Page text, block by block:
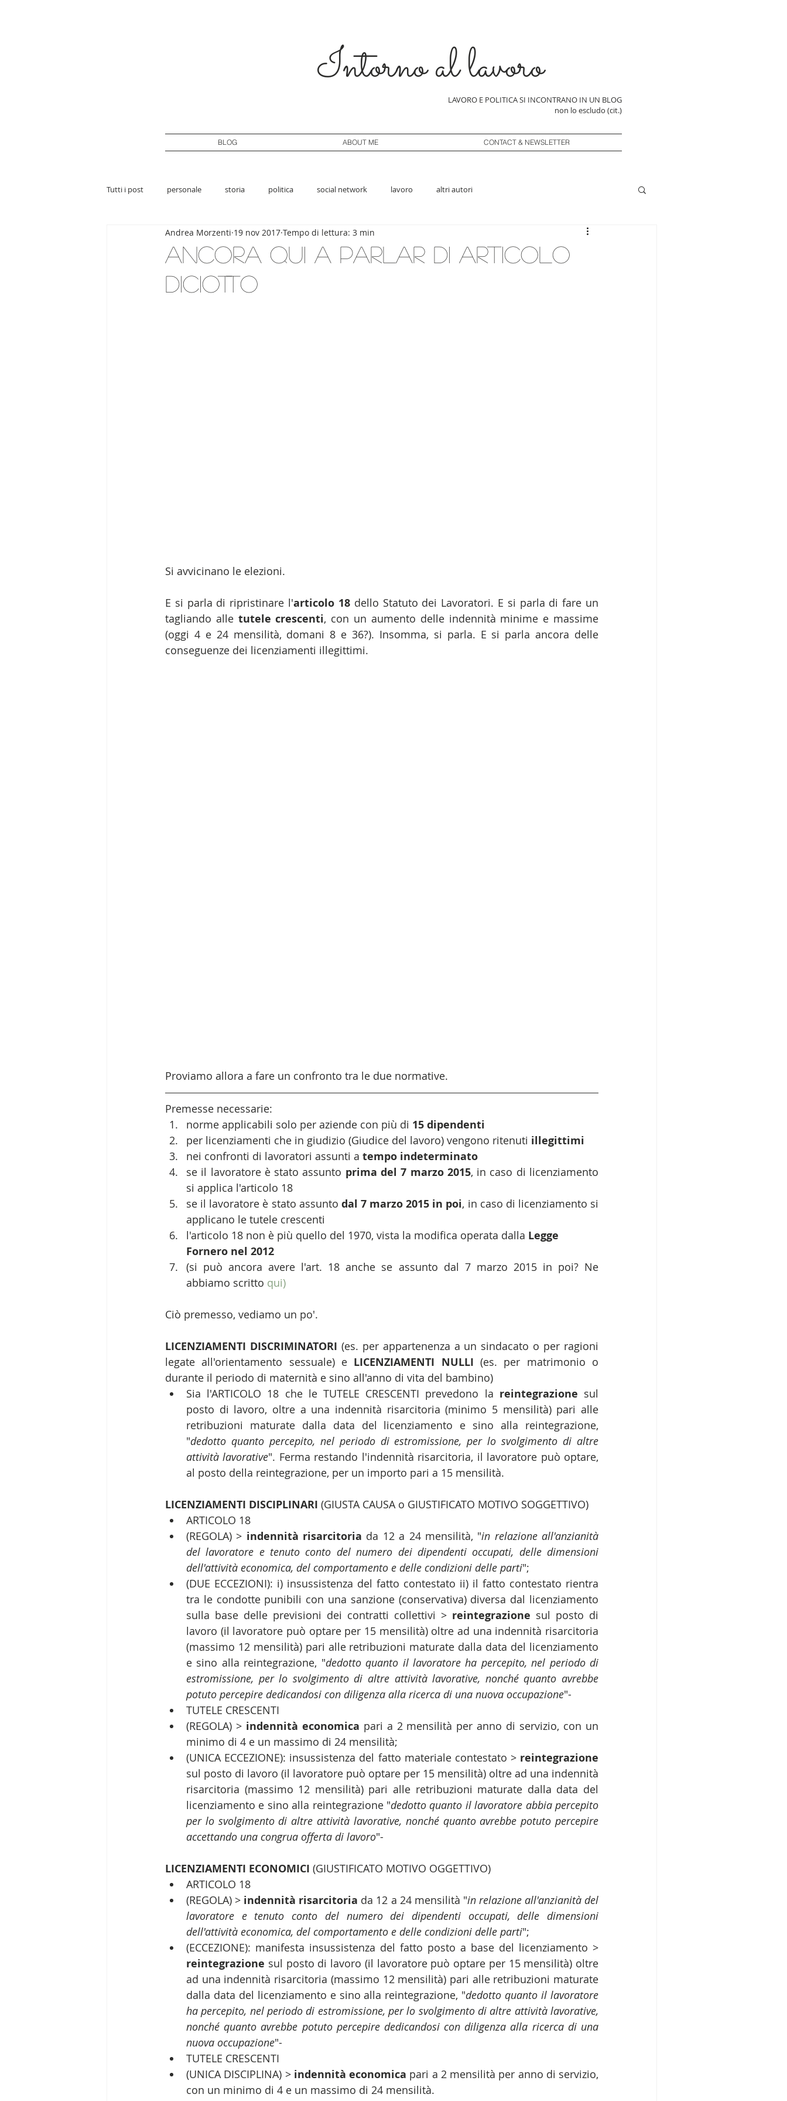
Intorno al lavoro
LAVORO E POLITICA SI INCONTRANO IN UN BLOG
non lo escludo (cit.)
BLOG ABOUT ME CONTACT & NEWSLETTER
Tutti i post personale storia politica social network lavoro altri autori
Ancora qui a parlar di articolo
diciotto
Andrea Morzenti 19 nov 2017 Tempo di lettura: 3 min
Si avvicinano le elezioni.
E si parla di ripristinare l'articolo 18 dello Statuto dei Lavoratori. E si parla di fare un
tagliando alle tutele crescenti, con un aumento delle indennità minime e massime
(oggi 4 e 24 mensilità, domani 8 e 36?). Insomma, si parla. E si parla ancora delle
conseguenze dei licenziamenti illegittimi.
Proviamo allora a fare un confronto tra le due normative.
Premesse necessarie:
norme applicabili solo per aziende con più di 15 dipendenti
per licenziamenti che in giudizio (Giudice del lavoro) vengono ritenuti illegittimi
nei confronti di lavoratori assunti a tempo indeterminato
se il lavoratore è stato assunto prima del 7 marzo 2015, in caso di licenziamento
si applica l'articolo 18
se il lavoratore è stato assunto dal 7 marzo 2015 in poi, in caso di licenziamento si
applicano le tutele crescenti
l'articolo 18 non è più quello del 1970, vista la modifica operata dalla Legge
Fornero nel 2012
(si può ancora avere l'art. 18 anche se assunto dal 7 marzo 2015 in poi? Ne
abbiamo scritto qui)
Ciò premesso, vediamo un po'.
LICENZIAMENTI DISCRIMINATORI (es. per appartenenza a un sindacato o per ragioni
legate all'orientamento sessuale) e LICENZIAMENTI NULLI (es. per matrimonio o
durante il periodo di maternità e sino all'anno di vita del bambino)
Sia l'ARTICOLO 18 che le TUTELE CRESCENTI prevedono la reintegrazione sul
posto di lavoro, oltre a una indennità risarcitoria (minimo 5 mensilità) pari alle
retribuzioni maturate dalla data del licenziamento e sino alla reintegrazione,
"dedotto quanto percepito, nel periodo di estromissione, per lo svolgimento di altre
attività lavorative". Ferma restando l'indennità risarcitoria, il lavoratore può optare,
al posto della reintegrazione, per un importo pari a 15 mensilità.
LICENZIAMENTI DISCIPLINARI (GIUSTA CAUSA o GIUSTIFICATO MOTIVO SOGGETTIVO)
ARTICOLO 18
(REGOLA) > indennità risarcitoria da 12 a 24 mensilità, "in relazione all'anzianità
del lavoratore e tenuto conto del numero dei dipendenti occupati, delle dimensioni
dell'attività economica, del comportamento e delle condizioni delle parti";
(DUE ECCEZIONI): i) insussistenza del fatto contestato ii) il fatto contestato rientra
tra le condotte punibili con una sanzione (conservativa) diversa dal licenziamento
sulla base delle previsioni dei contratti collettivi > reintegrazione sul posto di
lavoro (il lavoratore può optare per 15 mensilità) oltre ad una indennità risarcitoria
(massimo 12 mensilità) pari alle retribuzioni maturate dalla data del licenziamento
e sino alla reintegrazione, "dedotto quanto il lavoratore ha percepito, nel periodo di
estromissione, per lo svolgimento di altre attività lavorative, nonché quanto avrebbe
potuto percepire dedicandosi con diligenza alla ricerca di una nuova occupazione"-
TUTELE CRESCENTI
(REGOLA) > indennità economica pari a 2 mensilità per anno di servizio, con un
minimo di 4 e un massimo di 24 mensilità;
(UNICA ECCEZIONE): insussistenza del fatto materiale contestato >
sul posto di lavoro (il lavoratore può optare per 15 mensilità) oltre ad una indennità
risarcitoria (massimo 12 mensilità) pari alle retribuzioni maturate dalla data del
licenziamento e sino alla reintegrazione "dedotto quanto il lavoratore abbia percepito
per lo svolgimento di altre attività lavorative, nonché quanto avrebbe potuto percepire
accettando una congrua offerta di lavoro"-
LICENZIAMENTI ECONOMICI (GIUSTIFICATO MOTIVO OGGETTIVO)
ARTICOLO 18
(REGOLA) > indennità risarcitoria da 12 a 24 mensilità "in relazione all'anzianità del
lavoratore e tenuto conto del numero dei dipendenti occupati, delle dimensioni
dell'attività economica, del comportamento e delle condizioni delle parti";
reintegrazione sul posto di lavoro (il lavoratore può optare per 15 mensilità) oltre
ad una indennità risarcitoria (massimo 12 mensilità) pari alle retribuzioni maturate
dalla data del licenziamento e sino alla reintegrazione, "dedotto quanto il lavoratore
ha percepito, nel periodo di estromissione, per lo svolgimento di altre attività lavorative,
nonché quanto avrebbe potuto percepire dedicandosi con diligenza alla ricerca di una
nuova occupazione"-
TUTELE CRESCENTI
(UNICA DISCIPLINA) > indennità economica pari a 2 mensilità per anno di servizio,
con un minimo di 4 e un massimo di 24 mensilità.